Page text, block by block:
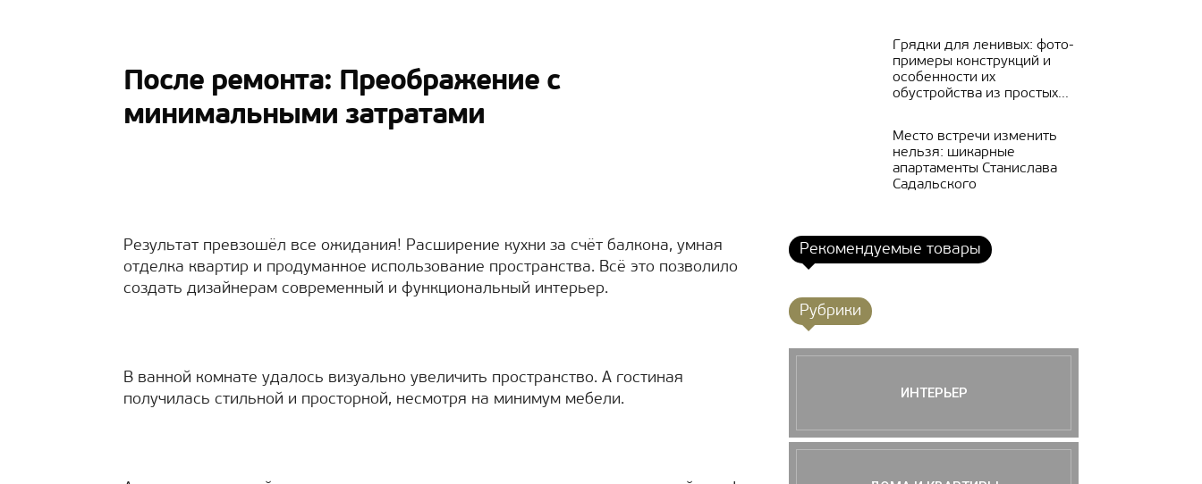
После ремонта: Преображение с
минимальными затратами
Результат превзошёл все ожидания! Расширение кухни за счёт балкона, умная
отделка квартир и продуманное использование пространства. Всё это позволило
создать дизайнерам современный и функциональный интерьер.
В ванной комнате удалось визуально увеличить пространство. А гостиная
получилась стильной и просторной, несмотря на минимум мебели.
Грядки для ленивых: фото-
примеры конструкций и
особенности их
обустройства из простых...
Место встречи изменить
нельзя: шикарные
апартаменты Станислава
Садальского
Рекомендуемые товары
Рубрики
ИНТЕРЬЕР